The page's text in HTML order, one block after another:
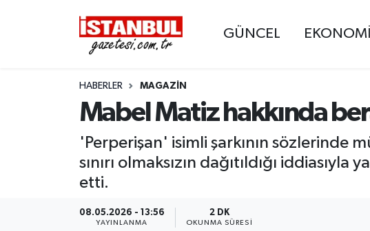
GÜNCEL EKONOMİ
HABERLER MAGAZIN
Mabel Matiz hakkında
'Perperişan' isimli şarkının sözlerinde
sınırı olmaksızın dağıtıldığı
etti.
08.05.2026 - 13:56
YAYINLANMA
2 DK
OKUNMA SÜRESI
EKONOMİ
İSTANBUL
Nöbetçi Eczaneler
Hava Durumu
Trafik Durumu
Süper Lig Puan Durumu ve Fikstür
Son Dakika Haberleri